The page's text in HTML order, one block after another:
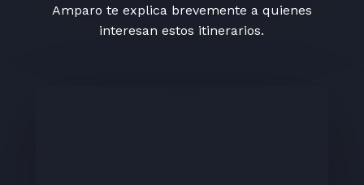
Amparo te explica brevemente a quienes
interesan estos itinerarios.